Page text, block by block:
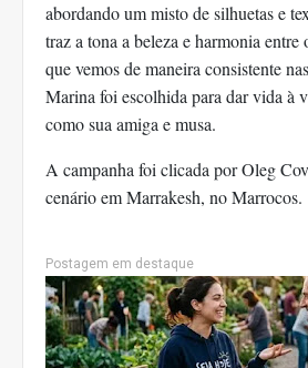
abordando um misto de silhuetas e
traz a tona a beleza e harmonia entre
que vemos de maneira consistente
Marina foi escolhida para dar vida à
como sua amiga e musa.
A campanha foi clicada por Oleg
cenário em Marrakesh, no Marrocos.
Postagem em destaque